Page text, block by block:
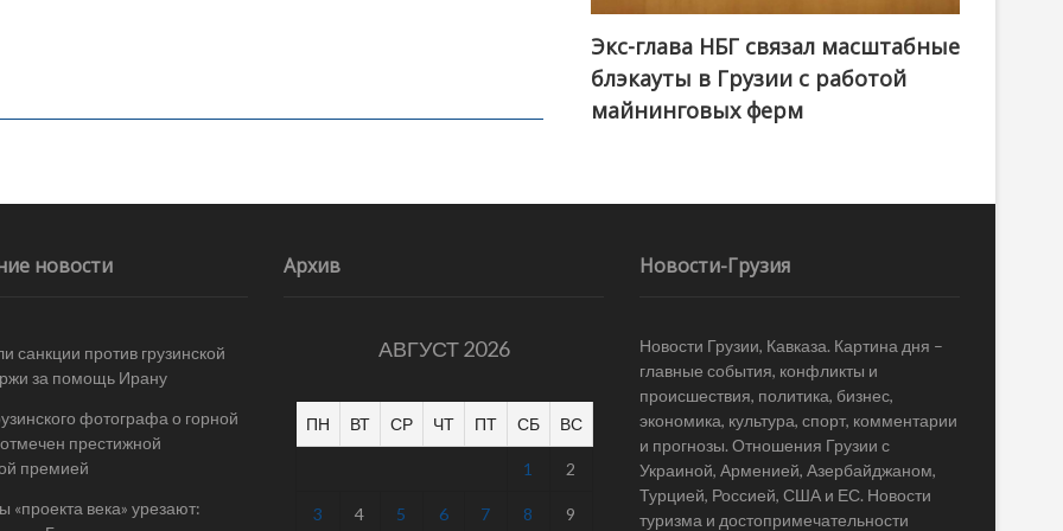
Экс-глава НБГ связал масштабные
блэкауты в Грузии с работой
майнинговых ферм
новости
санкции против грузинской
за помощь Ирану
фотографа о горной
престижной
премией
«проекта века» урезают:
Архив
АВГУСТ 2026
ПН ВТ СР ЧТ ПТ СБ ВС
1 2
3 4 5 6 7 8 9
Новости-Грузия
Новости Грузии, Кавказа. Картина дня –
главные события, конфликты и
происшествия, политика, бизнес,
экономика, культура, спорт, комментарии
и прогнозы. Отношения Грузии с
Украиной, Арменией, Азербайджаном,
Турцией, Россией, США и ЕС. Новости
туризма и достопримечательности